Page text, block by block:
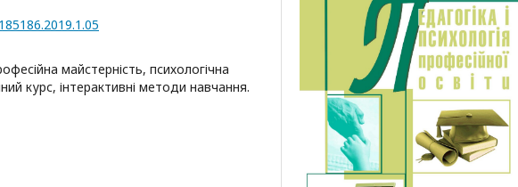
майстерність, психологічна
курс, інтерактивні методи навчання.